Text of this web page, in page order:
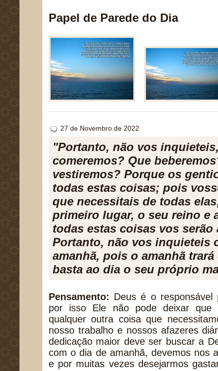
Papel de Parede do Dia
27 de Novembro de 2022
"Portanto, não vos
comeremos? Que
vestiremos? Porque os
todas estas coisas; pois
que necessitais de todas
primeiro lugar, o seu reino e
todas estas coisas vos serão
Portanto, não vos inquieteis
amanhã, pois o amanhã
basta ao dia o seu próprio
Pensamento: Deus é o
por isso Ele não pode deixar
qualquer outra coisa que
nosso trabalho e nossos afazeres
dedicação maior deve ser buscar a
com o dia de amanhã, devemos nos
e por muitas vezes desejarmos